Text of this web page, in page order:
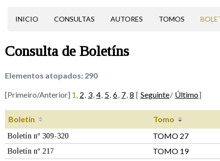
INICIO CONSULTAS AUTORES TOMOS
Consulta de Boletíns
Elementos atopados: 290
[Primeiro/Anterior] 1, 2, 3, 4, 5, 6, 7, 8 [ Seguinte/ Último]
Boletín Tomo
Boletín nº 309-320 TOMO 27
Boletín nº 217 TOMO 19